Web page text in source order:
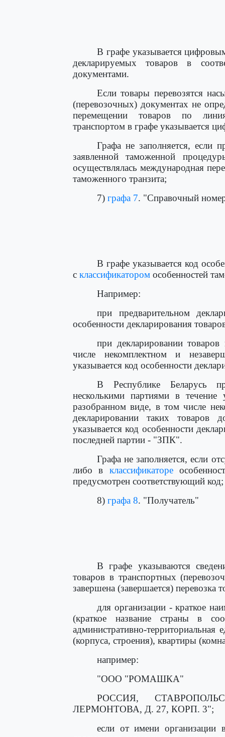
В графе указывается
декларируемых товаров в
документами.
Если товары перевозятся
(перевозочных) документах не
перемещении товаров по
транспортом в графе указывается
Графа не заполняется, если
заявленной таможенной
осуществлялась международная
таможенного транзита;
7) графа 7. "Справочный
В графе указывается код
с классификатором особенностей
Например:
при предварительном
особенности декларирования
при декларировании
числе некомплектном и
указывается код особенности
В Республике Беларусь
несколькими партиями в течение
разобранном виде, в том числе
декларировании таких
указывается код особенности
последней партии - "ЗПК".
Графа не заполняется, если
либо в классификаторе
предусмотрен соответствующий код;
8) графа 8. "Получатель"
В графе указываются
товаров в транспортных
завершена (завершается) перевозка
для организации - краткое
(краткое название страны в
административно-
(корпуса, строения), квартиры
например:
"ООО "РОМАШКА"
РОССИЯ,
ЛЕРМОНТОВА, Д. 27, КОРП. 3";
если от имени организации